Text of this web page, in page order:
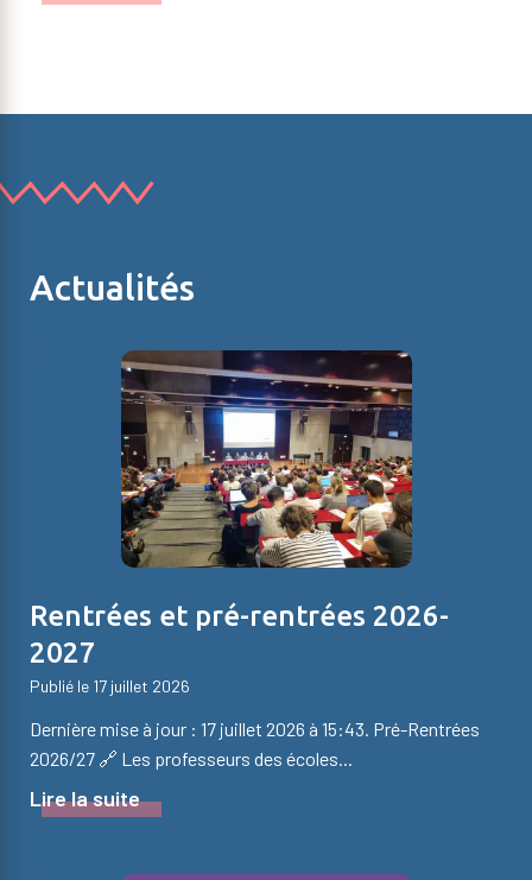
Actualités
Rentrées et pré-rentrées 2026-
2027
Publié le 17 juillet 2026
Dernière mise à jour : 17 juillet 2026 à 15:43. Pré-Rentrées
2026/27 🔗 Les professeurs des écoles...
Lire la suite